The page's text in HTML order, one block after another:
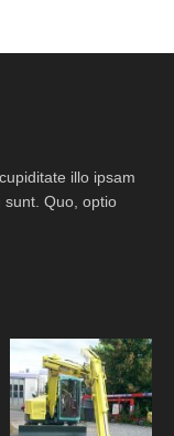
illo ipsam
sunt. Quo, optio